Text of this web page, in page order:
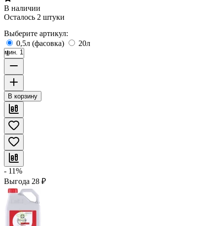
В наличии
Осталось 2 штуки
Выберите артикул:
0,5л (фасовка)
20л
мин. 1
В корзину
- 11%
Выгода 28 ₽